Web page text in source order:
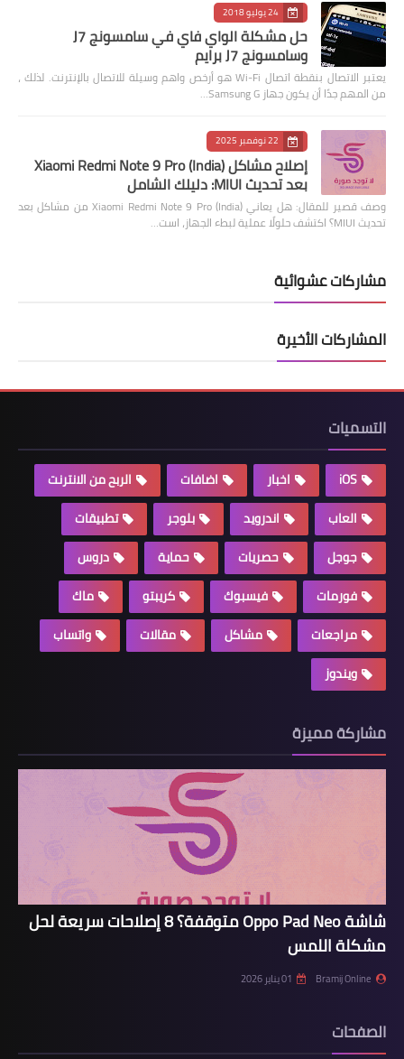
24 يوليو 2018
حل مشكلة الواي فاي في سامسونج J7
وسامسونج J7 برايم
يعتبر الاتصال بنقطة اتصال Wi-Fi هو أرخص واهم وسيلة للاتصال بالإنترنت. لذلك ،
من المهم جدًا أن يكون جهاز Samsung G…
22 نوفمبر 2025
إصلاح مشاكل Xiaomi Redmi Note 9 Pro (India)
بعد تحديث MIUI: دليلك الشامل
وصف قصير للمقال: هل يعاني Xiaomi Redmi Note 9 Pro (India) من مشاكل بعد
تحديث MIUI؟ اكتشف حلولًا عملية لبطء الجهاز، است…
مشاركات عشوائية
المشاركات الأخيرة
التسميات
iOS اخبار اضافات
الربح من الانترنت
العاب
اندرويد بلوجر
تطبيقات
جوجل
حصريات حماية
دروس
فورمات
فيسبوك كريبتو
ماك
مراجعات
مشاكل مقالات
واتساب
ويندوز
مشاركة مميزة
شاشة Oppo Pad Neo متوقفة؟ 8 إصلاحات سريعة لحل
مشكلة اللمس
Bramij Online 01 يناير 2026
الصفحات